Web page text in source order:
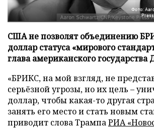
Фото:
США не позволят объединению
доллар статуса «мирового
глава американского
«БРИКС, на мой взгляд, не
серьёзной угрозы, но их цель –
доллар, чтобы какая-то другая
занять его место и стать новым
приводит слова ТрампаРИА